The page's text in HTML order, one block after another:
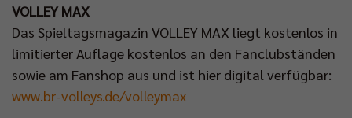
VOLLEY MAX
Das Spieltagsmagazin VOLLEY MAX liegt kostenlos in
limitierter Auflage kostenlos an den Fanclubständen
sowie am Fanshop aus und ist hier digital verfügbar:
www.br-volleys.de/volleymax